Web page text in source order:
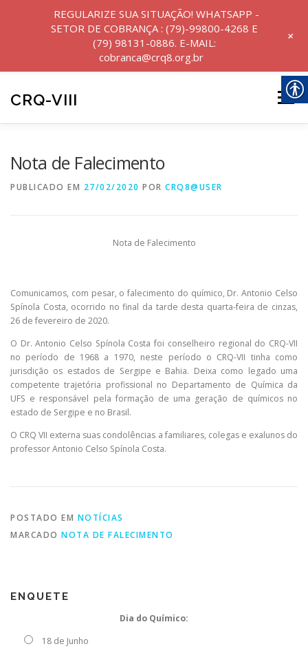
CRQ-VIII Menu
PERGUNTAS FREQUENTES
PESQUISA DE SATISFAÇÃO CONTATO
Nota de Falecimento
PUBLICADO EM 27/02/2020 POR CRQ8@USER
Nota de Falecimento
Comunicamos, com pesar, o falecimento do químico, Dr. Antonio Celso
Spínola Costa, ocorrido no final da tarde desta quarta-feira de cinzas,
26 de fevereiro de 2020.
O Dr. Antonio Celso Spínola Costa foi conselheiro regional do CRQ-VII
no período de 1968 a 1970, neste período o CRQ-VII tinha como
jurisdição os estados de Sergipe e Bahia. Deixa como legado uma
competente trajetória profissional no Departamento de Química da
UFS e responsável pela formação de uma geração de químicos no
estado de Sergipe e no Brasil.
O CRQ VII externa suas condolências a familiares, colegas e exalunos do
professor Antonio Celso Spínola Costa.
POSTADO EM NOTÍCIAS
MARCADO NOTA DE FALECIMENTO
ENQUETE
Dia do Químico:
18 de Junho
REGULARIZE SUA SITUAÇÃO! WHATSAPP -
SETOR DE COBRANÇA : (79)-99800-4268 E
(79) 98131-0886. E-MAIL:
cobranca@crq8.org.br
+